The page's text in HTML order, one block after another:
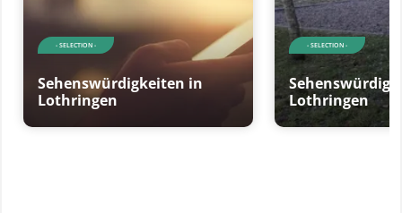
- SELECTION -
Sehenswürdigkeiten in
Lothringen
- SELECTION -
Lothringen